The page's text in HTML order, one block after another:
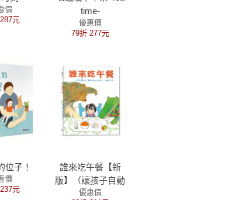
價
元
time-
優惠價
79折 277元
位子！
價
元
誰來吃午餐【新
版】（讓孩子自動
自發愛上吃飯，蕾
優惠價